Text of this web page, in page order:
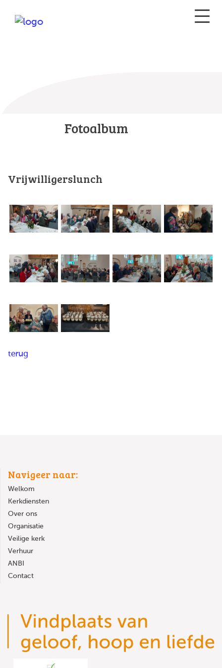
Fotoalbum
Vrijwilligerslunch
terug
Navigeer naar:
Welkom
Kerkdiensten
Over ons
Organisatie
Veilige kerk
Verhuur
ANBI
Contact